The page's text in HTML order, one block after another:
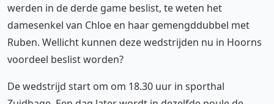
werden in de derde game beslist, te weten het
damesenkel van Chloe en haar gemengddubbel met
Ruben. Wellicht kunnen deze wedstrijden nu in Hoorns
voordeel beslist worden?
De wedstrijd start om om 18.30 uur in sporthal